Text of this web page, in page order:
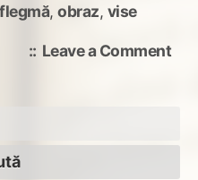
flegmă, obraz, vise
Leave a Commenton